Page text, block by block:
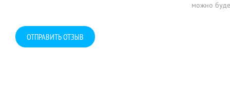
можно
ОТПРАВИТЬ ОТЗЫВ